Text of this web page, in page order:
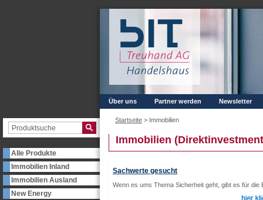
Alle Produkte
Immobilien Inland
Immobilien Ausland
New Energy
Über uns Partner werden Newsletter
Startseite > Immobilien
Immobilien
Sachwerte gesucht
Wenn es ums Thema Sicherheit geht, gibt es für